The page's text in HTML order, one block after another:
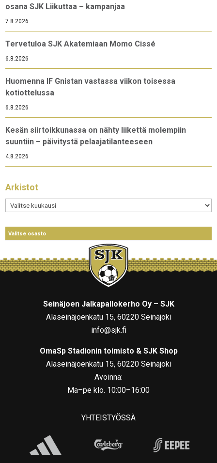
osana SJK Liikuttaa – kampanjaa
7.8.2026
Tervetuloa SJK Akatemiaan Momo Cissé
6.8.2026
Huomenna IF Gnistan vastassa viikon toisessa
kotiottelussa
6.8.2026
Kesän siirtoikkunassa on nähty liikettä molempiin
suuntiin – päivitystä pelaajatilanteeseen
4.8.2026
Arkistot
Arkistot
Seinäjoen Jalkapallokerho Oy – SJK
Alaseinäjoenkatu 15, 60220 Seinäjoki
info@sjk.fi
OmaSp Stadionin toimisto & SJK Shop
Alaseinäjoenkatu 15, 60220 Seinäjoki
Avoinna:
Ma–pe klo. 10:00–16:00
YHTEISTYÖSSÄ